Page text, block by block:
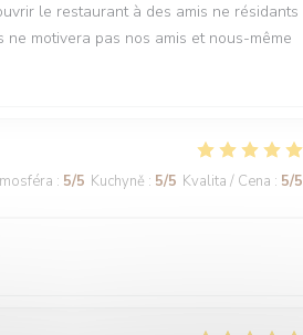
le restaurant à des amis ne résidants
motivera pas nos amis et nous-même
: 5/5 Kuchyně : 5/5 Kvalita / Cena : 5/5